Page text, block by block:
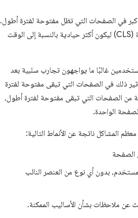
في الصفحات التي تظل مفتوحة لفترة أطول.
لهذا السبب، سعى فريق مقاييس السرعة في Chrome إلى تحسين مقياس متغيّرات التصميم التراكمية (CLS) ليكون أكثر حيادية بالنسبة إلى الوقت
غالبًا ما يواجهون تجارب سلبية بعد
تأثير ذلك في الصفحات التي تبقى مفتوحة لفترة
من الصفحات التي تبقى مفتوحة لفترة أطول،
الواحدة.
الصفحة
لتفاعل المستخدم، بدون أي نوع من العنصر النائب
ملاحظات بشأن الأساليب الممكنة.